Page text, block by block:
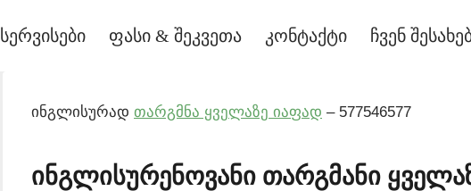
სერვისები ფასი & შეკვეთა კონტაქტი ჩვენ
ინგლისურად თარგმნა ყველაზე იაფად – 577546577
ინგლისურენოვანი თარგმანი